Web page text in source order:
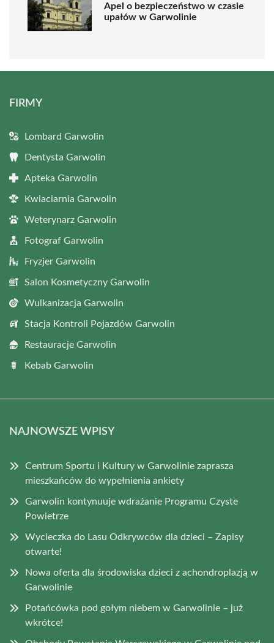
Apel o bezpieczeństwo w czasie
upałów w Garwolinie
FIRMY
Lombard Garwolin
Dentysta Garwolin
Apteka Garwolin
Kwiaciarnia Garwolin
Weterynarz Garwolin
Fotograf Garwolin
Fryzjer Garwolin
Salon Kosmetyczny Garwolin
Wulkanizacja Garwolin
Stacja Kontroli Pojazdów Garwolin
Restauracje Garwolin
Kebab Garwolin
NAJNOWSZE WPISY
Centrum Sportu i Kultury w Garwolinie zaprasza
mieszkańców do wypełnienia ankiety
Garwolin kontynuuje wdrażanie Programu Czyste
Powietrze
Wycieczka do Lasu Odkrywców dla dzieci – Zapisy
otwarte!
Nowa oferta dla środowiska dzieci z achondroplazją w
Garwolinie
Potańcówka pod gołym niebem w Garwolinie – już
wkrótce!